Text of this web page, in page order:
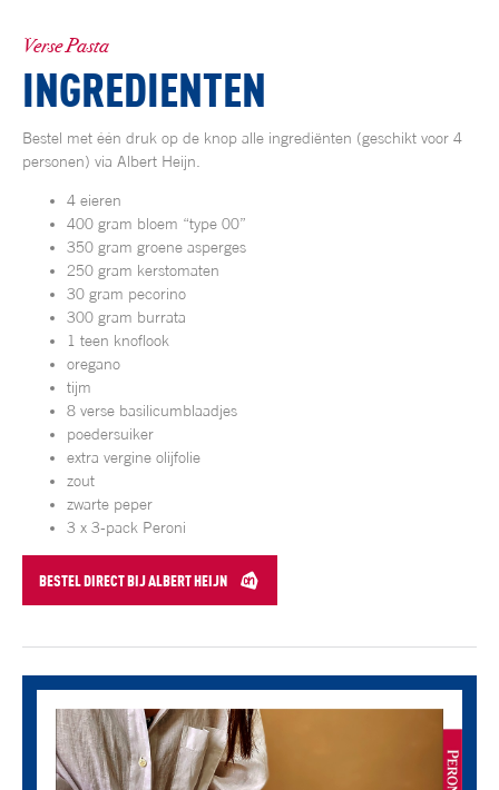
Verse Pasta
INGREDIENTEN
Bestel met één druk op de knop alle ingrediënten (geschikt voor 4
personen) via Albert Heijn.
4 eieren
400 gram bloem “type 00”
350 gram groene asperges
250 gram kerstomaten
30 gram pecorino
300 gram burrata
1 teen knoflook
oregano
tijm
8 verse basilicumblaadjes
poedersuiker
extra vergine olijfolie
zout
zwarte peper
3 x 3-pack Peroni
BESTEL DIRECT BIJ ALBERT HEIJN